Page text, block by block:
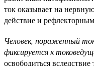
ток оказывает на
действие и
Человек, пораженный
фиксируется к
освободиться